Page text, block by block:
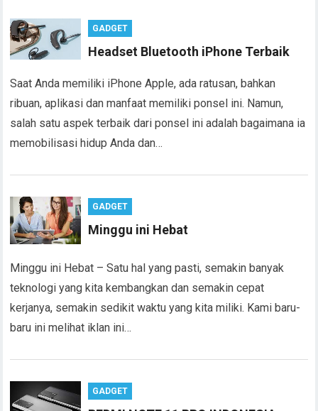
GADGET
Headset Bluetooth iPhone Terbaik
Saat Anda memiliki iPhone Apple, ada ratusan, bahkan
ribuan, aplikasi dan manfaat memiliki ponsel ini. Namun,
salah satu aspek terbaik dari ponsel ini adalah bagaimana ia
memobilisasi hidup Anda dan…
GADGET
Minggu ini Hebat
Minggu ini Hebat – Satu hal yang pasti, semakin banyak
teknologi yang kita kembangkan dan semakin cepat
kerjanya, semakin sedikit waktu yang kita miliki. Kami baru-
baru ini melihat iklan ini…
GADGET